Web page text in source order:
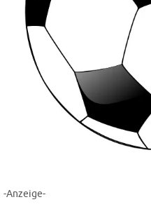
-Anzeige-